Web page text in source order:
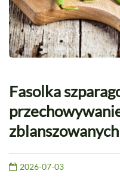
Fasolka
2026-07-03